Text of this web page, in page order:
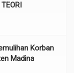
Korban
Madina